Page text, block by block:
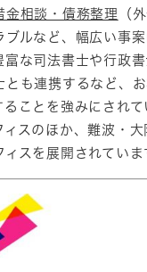
金相談・債務整理
（
ブルなど、幅広い事
富な司法書士や行政
とも連携するなど、
ることを強みにされ
スのほか、難波・大
スを展開されていま